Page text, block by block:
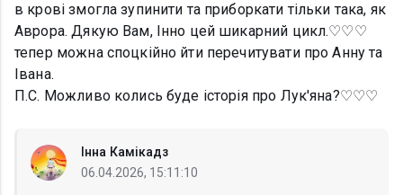
в крові змогла зупинити та приборкати тільки така, як
Аврора. Дякую Вам, Інно цей шикарний цикл.♡♡♡
тепер можна споцкійно йти перечитувати про Анну та
Івана.
П.С. Можливо колись буде історія про Лук'яна?♡♡♡
Інна Камікадз
06.04.2026, 15:11:10